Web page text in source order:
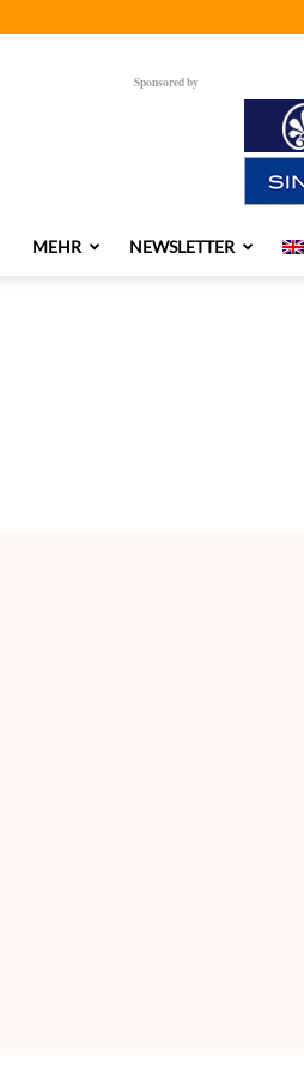
Sponsored by
MEHR NEWSLETTER